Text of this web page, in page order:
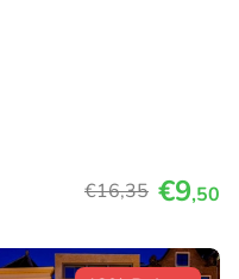
€16,35 €9,50